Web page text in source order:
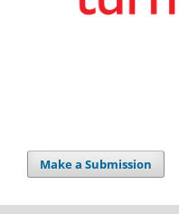
Make a Submission